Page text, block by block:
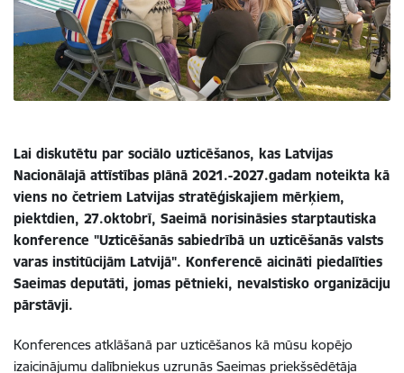
Lai diskutētu par sociālo uzticēšanos, kas Latvijas
Nacionālajā attīstības plānā 2021.-2027.gadam noteikta kā
viens no četriem Latvijas stratēģiskajiem mērķiem,
piektdien, 27.oktobrī, Saeimā norisināsies starptautiska
konference "Uzticēšanās sabiedrībā un uzticēšanās valsts
varas institūcijām Latvijā". Konferencē aicināti piedalīties
Saeimas deputāti, jomas pētnieki, nevalstisko organizāciju
pārstāvji.
Konferences atklāšanā par uzticēšanos kā mūsu kopējo
izaicinājumu dalībniekus uzrunās Saeimas priekšsēdētāja